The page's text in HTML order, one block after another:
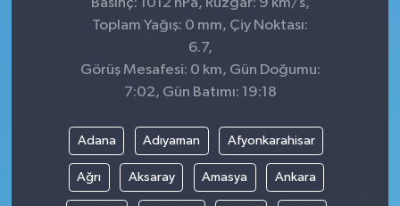
Basınç: 1012 hPa, Rüzgar: 9 km/s,
Toplam Yağış: 0 mm, Çiy Noktası:
6.7,
Görüş Mesafesi: 0 km, Gün Doğumu:
7:02, Gün Batımı: 19:18
Adana Adıyaman Afyonkarahisar
Ağrı Aksaray Amasya Ankara